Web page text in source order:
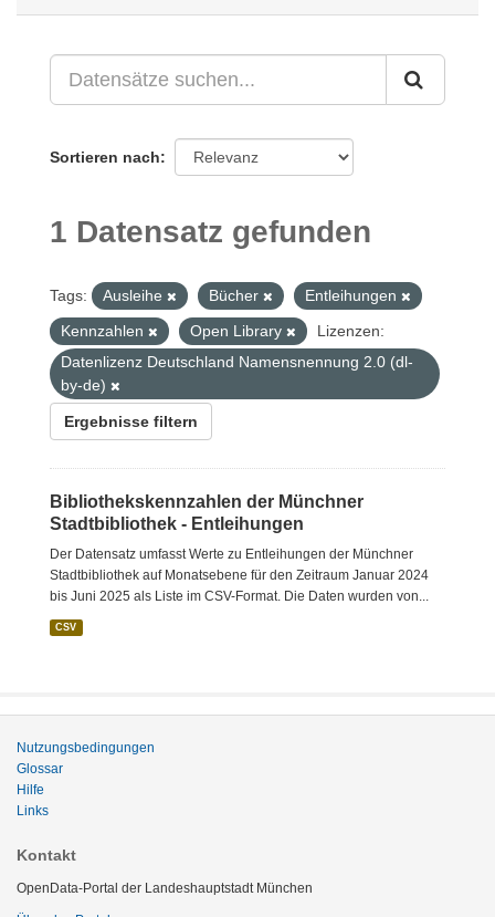
Sortieren nach
1 Datensatz gefunden
Tags: Ausleihe Bücher
Entleihungen
Kennzahlen
Open Library
Lizenzen:
Datenlizenz Deutschland Namensnennung 2.0 (dl-
by-de)
Ergebnisse filtern
Bibliothekskennzahlen der Münchner
Stadtbibliothek - Entleihungen
Der Datensatz umfasst Werte zu Entleihungen der Münchner
Stadtbibliothek auf Monatsebene für den Zeitraum Januar 2024
bis Juni 2025 als Liste im CSV-Format. Die Daten wurden von...
CSV
Nutzungsbedingungen
Glossar
Hilfe
Links
Kontakt
OpenData-Portal der Landeshauptstadt München